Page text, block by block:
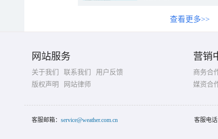
查看更多>>
网站服务
关于我们 联系我们
用户反馈
版权声明
网站律师
营销
商务合
媒资合
客服邮箱： service@weather.com.cn 客服电